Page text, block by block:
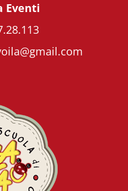
Eventi